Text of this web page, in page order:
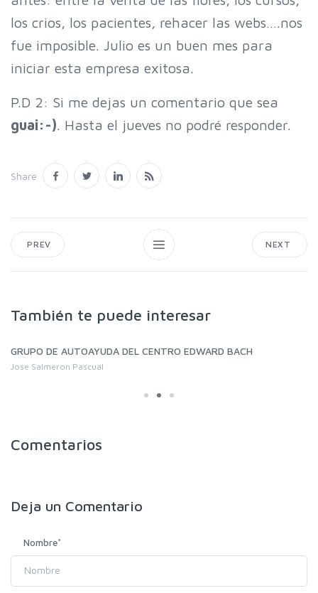
los crios, los pacientes, rehacer las webs….nos
fue imposible. Julio es un buen mes para
iniciar esta empresa exitosa.
P.D 2: Si me dejas un comentario que sea
guai:-). Hasta el jueves no podré responder.
Share
PREV NEXT
También te puede interesar
GRUPO DE AUTOAYUDA DEL CENTRO EDWARD BACH
Jose Salmeron Pascual
Comentarios
Deja un Comentario
Nombre*